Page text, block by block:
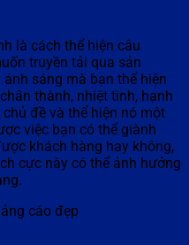
là cách thể hiện câu
truyền tải qua sản
sáng mà bạn thể hiện
thành, nhiệt tình, hạnh
đề và thể hiện nó một
việc bạn có thể giành
khách hàng hay không,
cực này có thể ảnh hưởng